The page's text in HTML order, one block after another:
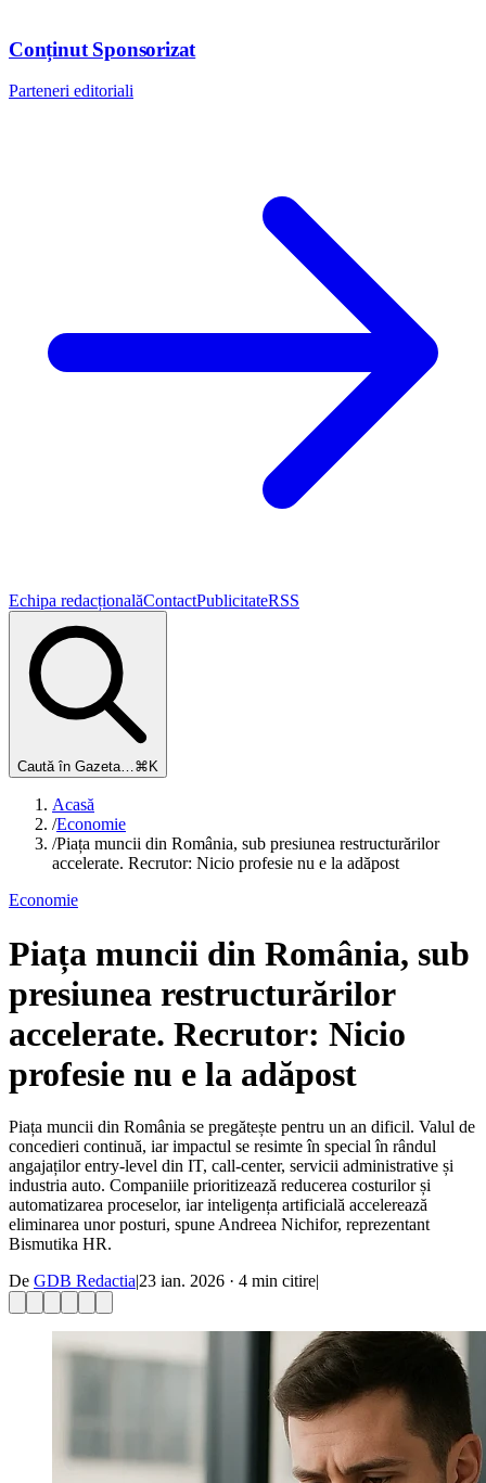
Conținut Sponsorizat
Parteneri editoriali
Echipa redacționalăContactPublicitateRSS
Caută în Gazeta…⌘K
Acasă
/Economie
/Piața muncii din România, sub presiunea restructurărilor
accelerate. Recrutor: Nicio profesie nu e la adăpost
Economie
Piața muncii din România, sub
presiunea restructurărilor
accelerate. Recrutor: Nicio
profesie nu e la adăpost
Piața muncii din România se pregătește pentru un an dificil. Valul de
concedieri continuă, iar impactul se resimte în special în rândul
angajaților entry-level din IT, call-center, servicii administrative și
industria auto. Companiile prioritizează reducerea costurilor și
automatizarea proceselor, iar inteligența artificială accelerează
eliminarea unor posturi, spune Andreea Nichifor, reprezentant
Bismutika HR.
De GDB Redactia|23 ian. 2026 · 4 min citire|